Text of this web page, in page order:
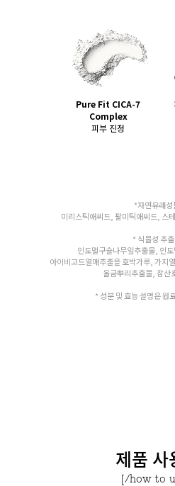
Pure Fit CICA-7
Complex
피부 진정
*자연유래성
미리스틱애씨드, 팔미틱애씨드, 스
* 식물성 추
인도멀구슬나무잎추출물, 인
아이비고드열매추출믈 호박가루, 가지
울금뿌리추출물, 참산
* 성분 및 효능 설명은 원
제품 사
[/how to